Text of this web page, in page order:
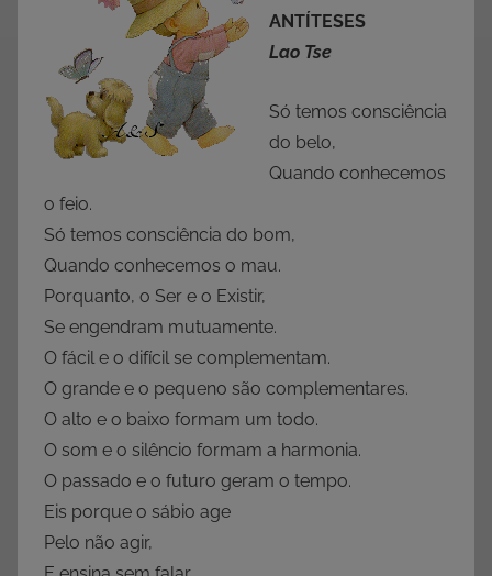
ANTÍTESES
Lao Tse
Só temos consciência
do belo,
Quando conhecemos
o feio.
Só temos consciência do bom,
Quando conhecemos o mau.
Porquanto, o Ser e o Existir,
Se engendram mutuamente.
O fácil e o difícil se complementam.
O grande e o pequeno são complementares.
O alto e o baixo formam um todo.
O som e o silêncio formam a harmonia.
O passado e o futuro geram o tempo.
Eis porque o sábio age
Pelo não agir,